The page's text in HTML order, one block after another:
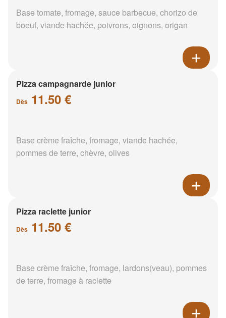
Base tomate, fromage, sauce barbecue, chorizo de
boeuf, viande hachée, poivrons, oignons, origan
Pizza campagnarde junior
Dès 11.50 €
Base crème fraîche, fromage, viande hachée,
pommes de terre, chèvre, olives
Pizza raclette junior
Dès 11.50 €
Base crème fraîche, fromage, lardons(veau), pommes
de terre, fromage à raclette